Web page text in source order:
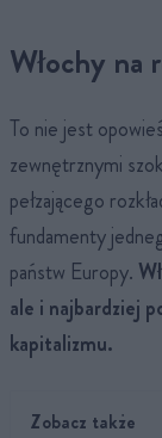
Włochy na
To nie jest
zewnętrznymi
pełzającego
fundamenty
państw Europy.
ale i najbardziej
kapitalizmu.
Zobacz także